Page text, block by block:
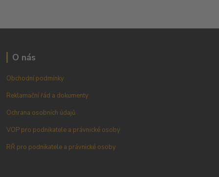
O nás
Obchodní podmínky
Reklamační řád a dokumenty
Ochrana osobních údajů
VOP pro podnikatele a právnické osoby
RŘ pro podnikatele a právnické osoby